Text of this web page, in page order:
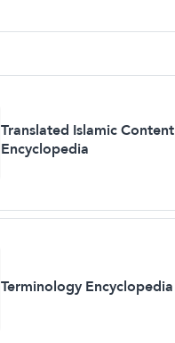
Translated Islamic Content
Encyclopedia
Terminology Encyclopedia